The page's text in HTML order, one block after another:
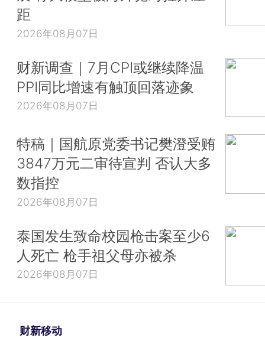
距
2026年08月07日
财新调查｜7月CPI或继续降温
PPI同比增速有触顶回落迹象
2026年08月07日
特稿｜国航原党委书记樊澄受贿
3847万元二审待宣判 否认大多
数指控
2026年08月07日
泰国发生致命校园枪击案至少6
人死亡 枪手祖父母亦被杀
2026年08月07日
财新移动